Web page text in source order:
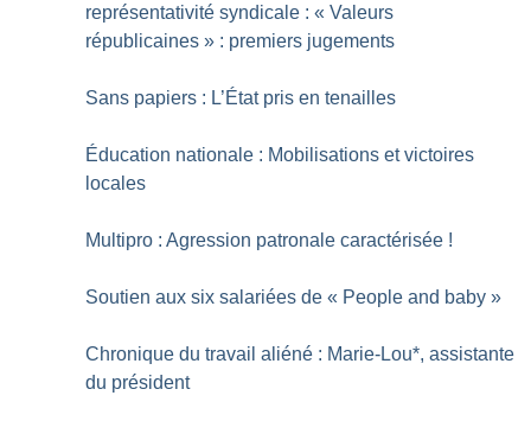
représentativité syndicale : « Valeurs
républicaines » : premiers jugements
Sans papiers : L’État pris en tenailles
Éducation nationale : Mobilisations et victoires
locales
Multipro : Agression patronale caractérisée !
Soutien aux six salariées de « People and baby »
Chronique du travail aliéné : Marie-Lou*, assistante
du président